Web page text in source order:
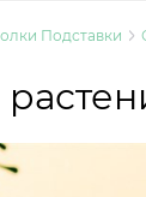
Подставки